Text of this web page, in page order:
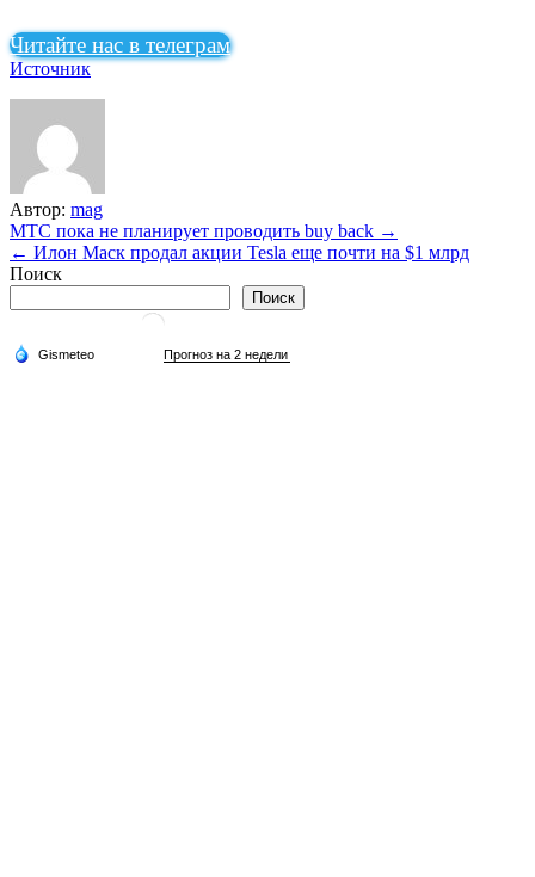
Читайте нас в телеграм
Источник
Автор: mag
Навигация
по
МТС пока не планирует проводить buy back →
← Илон Маск продал акции Tesla еще почти на $1 млрд
Поиск
Поиск